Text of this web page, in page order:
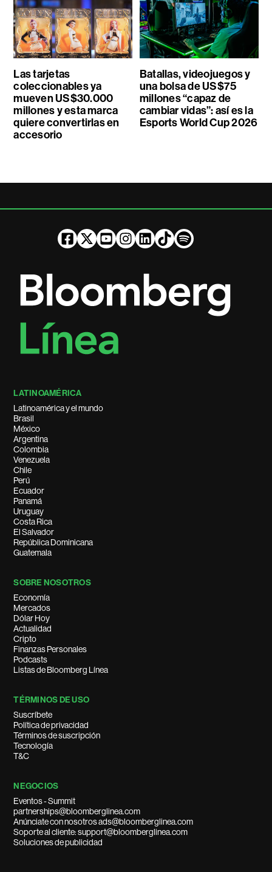
Las tarjetas
coleccionables ya
mueven US$30.000
millones y esta marca
quiere convertirlas en
accesorio
Batallas, videojuegos y
una bolsa de US$75
millones “capaz de
cambiar vidas”: así es la
Esports World Cup 2026
LATINOAMÉRICA
Latinoamérica y el mundo
Brasil
México
Argentina
Colombia
Venezuela
Chile
Perú
Ecuador
Panamá
Uruguay
Costa Rica
El Salvador
República Dominicana
Guatemala
SOBRE NOSOTROS
Economía
Mercados
Dólar Hoy
Actualidad
Cripto
Finanzas Personales
Podcasts
Listas de Bloomberg Línea
TÉRMINOS DE USO
Suscríbete
Política de privacidad
Términos de suscripción
Tecnología
T&C
NEGOCIOS
Eventos - Summit
partnerships@bloomberglinea.com
Anúnciate con nosotros ads@bloomberglinea.com
Soporte al cliente: support@bloomberglinea.com
Soluciones de publicidad